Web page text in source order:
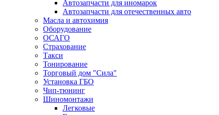
Автозапчасти для иномарок
Автозапчасти для отечественных авто
Масла и автохимия
Оборудование
ОСАГО
Страхование
Такси
Тонирование
Торговый дом "Сила"
Установка ГБО
Чип-тюнинг
Шиномонтажи
Легковые